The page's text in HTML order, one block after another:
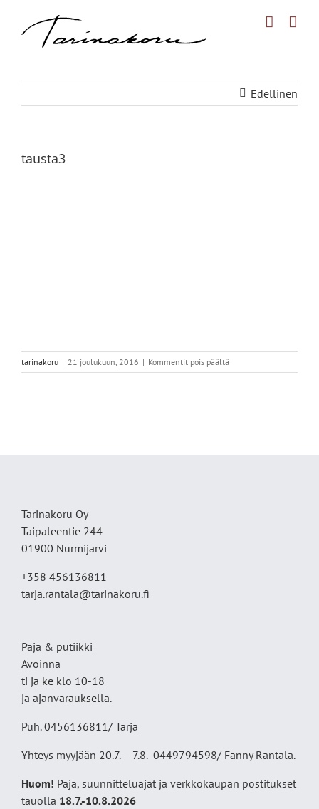
Edellinen
tausta3
tarinakoru | 21 joulukuun, 2016 | Kommentit pois päältä
tausta3
Tarinakoru Oy
Taipaleentie 244
01900 Nurmijärvi
+358 456136811
tarja.rantala@tarinakoru.fi
Paja & putiikki
Avoinna
ti ja ke klo 10-18
ja ajanvarauksella.
Puh. 0456136811/ Tarja
Yhteys myyjään 20.7. – 7.8. 0449794598/ Fanny Rantala.
Huom! Paja, suunnitteluajat ja verkkokaupan postitukset
tauolla 18.7.-10.8.2026